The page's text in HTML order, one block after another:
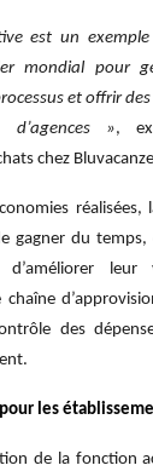
est un
mondial pour
et offrir
d’agences »,
chez
gagner du
d’améliorer leur
des
pour les
de la fonction